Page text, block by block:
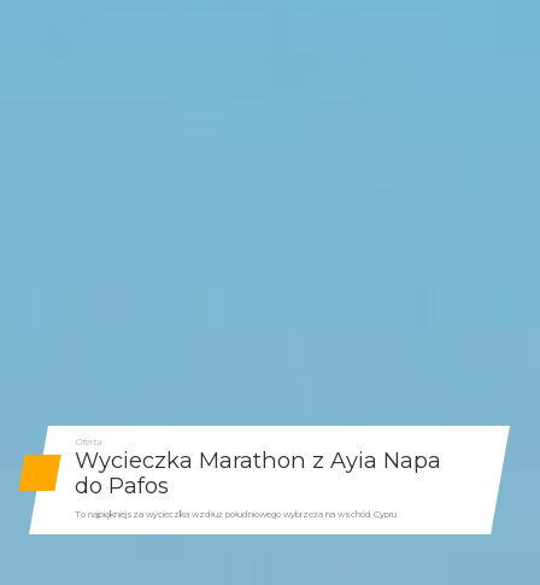
Oferta
Wycieczka Marathon z Ayia Napa
do Pafos
To najpiękniejsza wycieczka wzdłuż południowego wybrzeża na wschód Cypru